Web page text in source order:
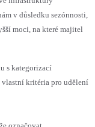
v důsledku sezónnosti,
moci, na které majitel
s kategorizací
vlastní kritéria pro udělení